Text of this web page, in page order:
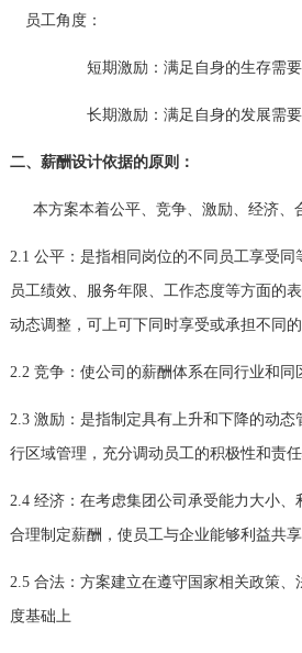
员工角度：
短期激励：满足自身的生存需要
长期激励：满足自身的发展需要
二、薪酬设计依据的原则：
本方案本着公平、竞争、激励、经济、
2.1 公平：是指相同岗位的不同员工享受
员工绩效、服务年限、工作态度等方面的
动态调整，可上可下同时享受或承担不同的
2.2 竞争：使公司的薪酬体系在同行业和同
2.3 激励：是指制定具有上升和下降的动
行区域管理，充分调动员工的积极性和责任
2.4 经济：在考虑集团公司承受能力大小、
合理制定薪酬，使员工与企业能够利益共享
2.5 合法：方案建立在遵守国家相关政策、
度基础上